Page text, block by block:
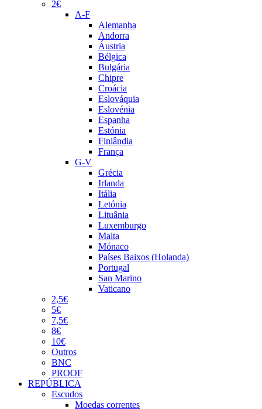
2€
A-F
Alemanha
Andorra
Áustria
Bélgica
Bulgária
Chipre
Croácia
Eslováquia
Eslovénia
Espanha
Estónia
Finlândia
França
G-V
Grécia
Irlanda
Itália
Letónia
Lituânia
Luxemburgo
Malta
Mónaco
Países Baixos (Holanda)
Portugal
San Marino
Vaticano
2,5€
5€
7,5€
8€
10€
Outros
BNC
PROOF
REPÚBLICA
Escudos
Moedas correntes